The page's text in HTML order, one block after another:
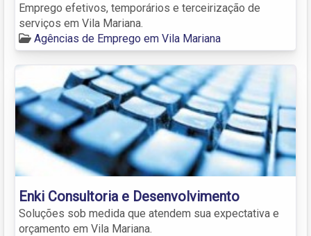
Emprego efetivos, temporários e terceirização de
serviços em Vila Mariana.
Agências de Emprego em Vila Mariana
Enki Consultoria e Desenvolvimento
Soluções sob medida que atendem sua expectativa e
orçamento em Vila Mariana.